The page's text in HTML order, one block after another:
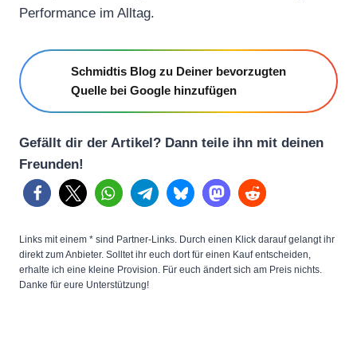
Performance im Alltag.
Schmidtis Blog zu Deiner bevorzugten
Quelle bei Google hinzufügen
Gefällt dir der Artikel? Dann teile ihn mit deinen
Freunden!
Links mit einem * sind Partner-Links. Durch einen Klick darauf gelangt ihr
direkt zum Anbieter. Solltet ihr euch dort für einen Kauf entscheiden,
erhalte ich eine kleine Provision. Für euch ändert sich am Preis nichts.
Danke für eure Unterstützung!